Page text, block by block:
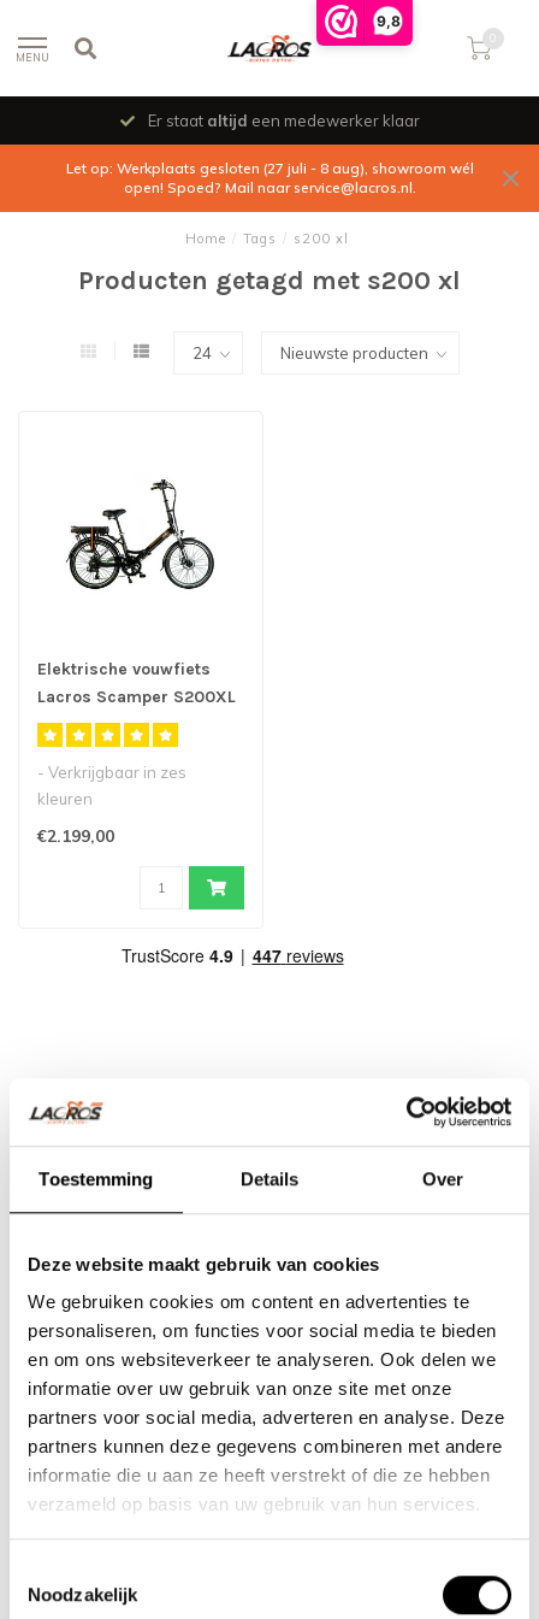
9,8
Toestemming Details Over
Deze website maakt gebruik van cookies
We gebruiken cookies om content en advertenties te
personaliseren, om functies voor social media te bieden
en om ons websiteverkeer te analyseren. Ook delen we
informatie over uw gebruik van onze site met onze
partners voor social media, adverteren en analyse. Deze
partners kunnen deze gegevens combineren met andere
informatie die u aan ze heeft verstrekt of die ze hebben
verzameld op basis van uw gebruik van hun services.
Noodzakelijk
MENU
0
Er staat altijd een medewerker klaar
Let op: Werkplaats gesloten (27 juli - 8 aug), showroom wél
open! Spoed? Mail naarservice@lacros.nl.
Home / Tags / s200 xl
Producten getagd met s200 xl
Elektrische vouwfiets
Lacros Scamper S200XL
- Verkrijgbaar in zes
kleuren
€2.199,00
Nieuwe Eerdsebaan 16, 5482 VS Schijndel Nederland
KvK-nr: 62140957